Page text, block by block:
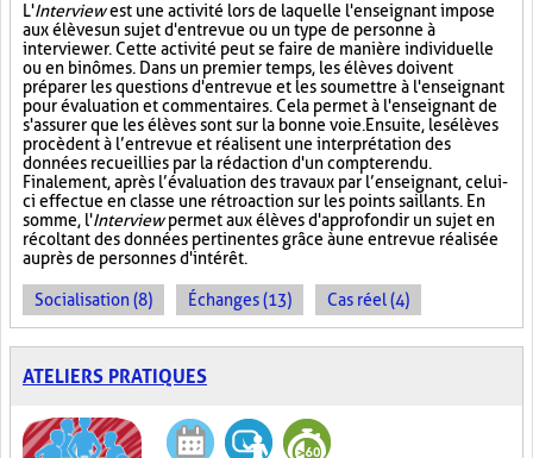
L'Interviewest une activité lors de laquelle l'enseignant impose
aux élèves un sujet d'entrevue ou un type de personne à
interviewer. Cette activité peut se faire de manière individuelle
ou en binômes. Dans un premier temps, les élèves doivent
préparer les questions d'entrevue et les soumettre à l'enseignant
pour évaluation et commentaires. Cela permet à l'enseignant de
s'assurer que les élèves sont sur la bonne voie. Ensuite, les élèves
procèdent à l’entrevue et réalisent une interprétation des
données recueillies par la rédaction d'un compte rendu.
Finalement, après l’évaluation des travaux par l’enseignant, celui-
ci effectue en classe une rétroaction sur les points saillants. En
somme, l'Interviewpermet aux élèves d'approfondir un sujet en
récoltant des données pertinentes grâce à une entrevue réalisée
auprès de personnes d'intérêt.
Socialisation (8) Échanges (13) Cas réel (4)
ATELIERS PRATIQUES